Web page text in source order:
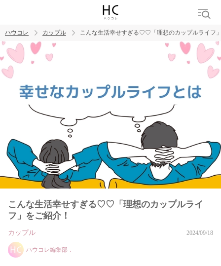
トレンド ワード
ハウコレ カップル こんな生活幸せすぎる♡♡「理想のカップルライフ
こんな生活幸せすぎる♡♡「理想のカップルライ
フ」をご紹介！
カップル 2024/09/18
ハウコレ編集部．